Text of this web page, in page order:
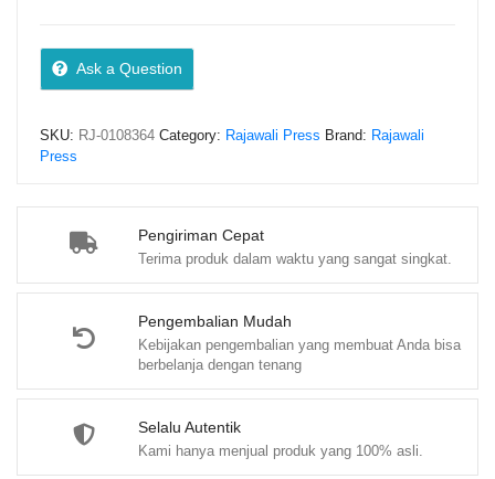
Pengiriman Cepat
Terima produk dalam waktu yang sangat singkat.
Pengembalian Mudah
Kebijakan pengembalian yang membuat Anda bisa
berbelanja dengan tenang
Selalu Autentik
Kami hanya menjual produk yang 100% asli.
(K3)
PADA
KONSTRUKSI
Ranti
Ekasari,
M.K.M.
Ask a Question
SKU: RJ-0108364 Category: Rajawali Press Brand: Rajawali
Press